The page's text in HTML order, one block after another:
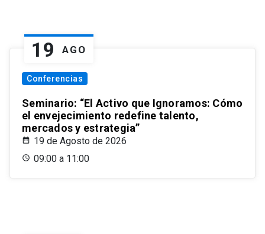
19 AGO
Conferencias
Seminario: “El Activo que Ignoramos: Cómo
el envejecimiento redefine talento,
mercados y estrategia”
19 de Agosto de 2026
09:00 a 11:00